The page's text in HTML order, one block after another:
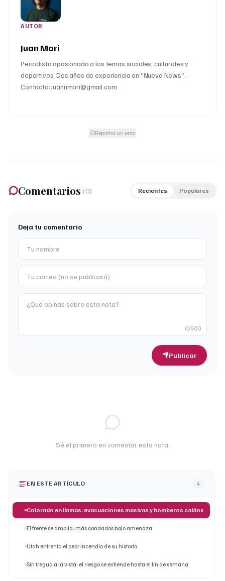
AUTOR
Juan Mori
Periodista apasionado a los temas sociales, culturales y
deportivos. Dos años de experiencia en “Nueva News”.
Contacto: juannmori@gmail.com
Reportar un error
Comentarios (0) Recientes Populares
Deja tu comentario
0/500
Publicar
Sé el primero en comentar esta nota.
EN ESTE ARTÍCULO 4
Colorado en llamas: evacuaciones masivas y bomberos caídos
El frente se amplía: más condados bajo amenaza
Utah enfrenta el peor incendio de su historia
Sin tregua a la vista: el riesgo se extiende hasta el fin de semana